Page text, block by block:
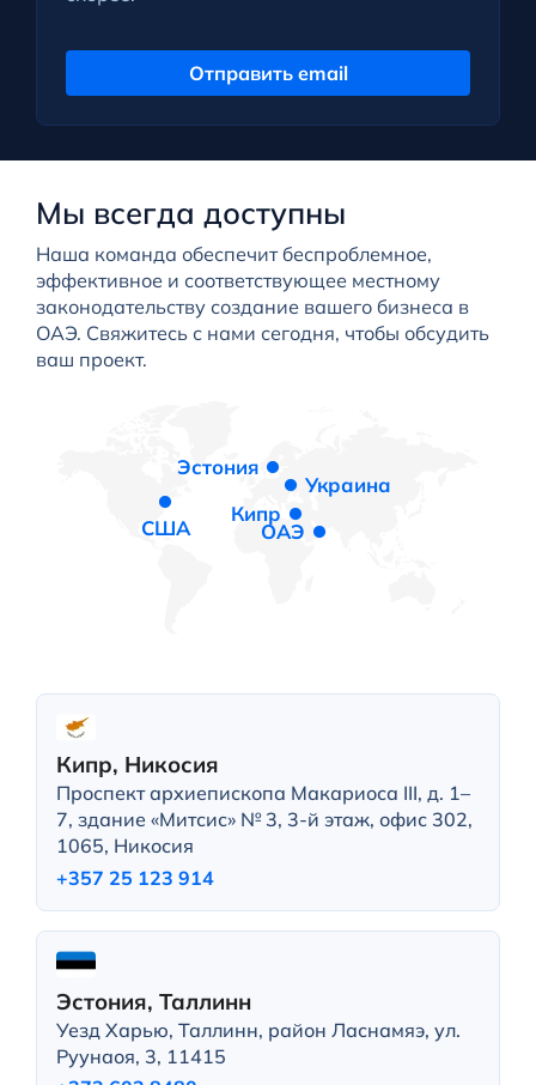
Отправить email
Мы всегда доступны
Наша команда обеспечит беспроблемное,
эффективное и соответствующее местному
законодательству создание вашего бизнеса в
ОАЭ. Свяжитесь с нами сегодня, чтобы обсудить
ваш проект.
Эстония
Украина
Кипр
ОАЭ
США
Кипр, Никосия
Проспект архиепископа Макариоса III, д. 1–
7, здание «Митсис» № 3, 3-й этаж, офис 302,
1065, Никосия
+357 25 123 914
Эстония, Таллинн
Уезд Харью, Таллинн, район Ласнамяэ, ул.
Руунаоя, 3, 11415